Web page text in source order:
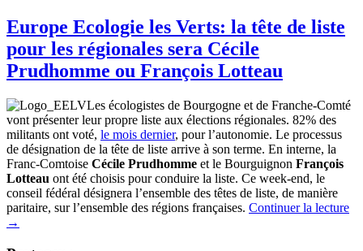
Europe Ecologie les Verts: la tête de liste
pour les régionales sera Cécile
Prudhomme ou François Lotteau
Les écologistes de Bourgogne et de Franche-Comté
vont présenter leur propre liste aux élections régionales. 82% des
militants ont voté, le mois dernier, pour l’autonomie. Le processus
de désignation de la tête de liste arrive à son terme. En interne, la
Franc-Comtoise Cécile Prudhomme et le Bourguignon François
Lotteau ont été choisis pour conduire la liste. Ce week-end, le
conseil fédéral désignera l’ensemble des têtes de liste, de manière
paritaire, sur l’ensemble des régions françaises. Continuer la lecture
→